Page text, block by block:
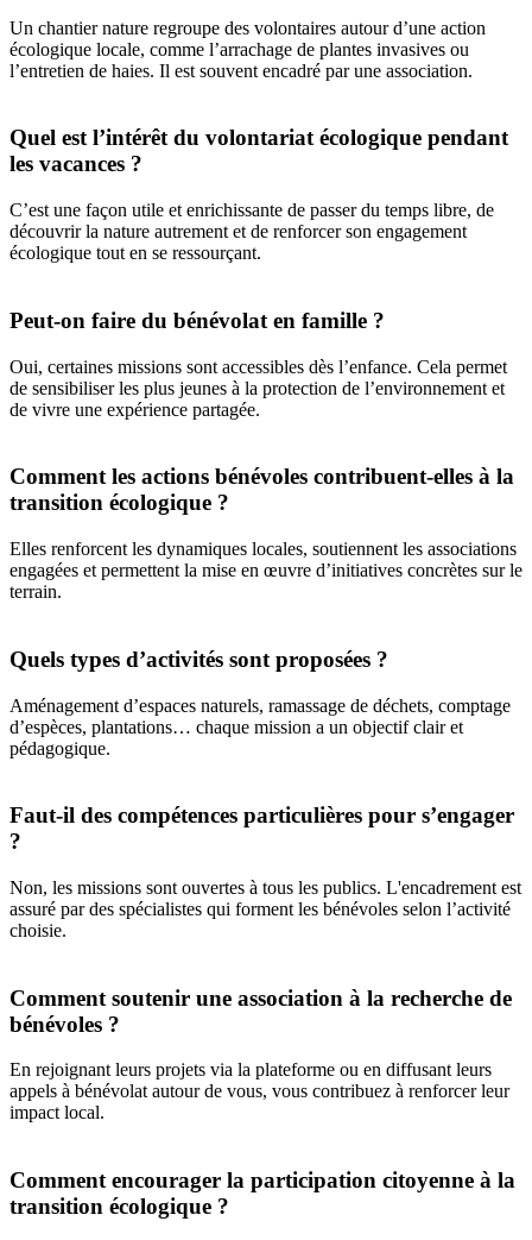
Un chantier nature regroupe des volontaires autour d’une action
écologique locale, comme l’arrachage de plantes invasives ou
l’entretien de haies. Il est souvent encadré par une association.
Quel est l’intérêt du volontariat écologique pendant
les vacances ?
C’est une façon utile et enrichissante de passer du temps libre, de
découvrir la nature autrement et de renforcer son engagement
écologique tout en se ressourçant.
Peut-on faire du bénévolat en famille ?
Oui, certaines missions sont accessibles dès l’enfance. Cela permet
de sensibiliser les plus jeunes à la protection de l’environnement et
de vivre une expérience partagée.
Comment les actions bénévoles contribuent-elles à la
transition écologique ?
Elles renforcent les dynamiques locales, soutiennent les associations
engagées et permettent la mise en œuvre d’initiatives concrètes sur le
terrain.
Quels types d’activités sont proposées ?
Aménagement d’espaces naturels, ramassage de déchets, comptage
d’espèces, plantations… chaque mission a un objectif clair et
pédagogique.
Faut-il des compétences particulières pour s’engager
?
Non, les missions sont ouvertes à tous les publics. L'encadrement est
assuré par des spécialistes qui forment les bénévoles selon l’activité
choisie.
Comment soutenir une association à la recherche de
bénévoles ?
En rejoignant leurs projets via la plateforme ou en diffusant leurs
appels à bénévolat autour de vous, vous contribuez à renforcer leur
impact local.
Comment encourager la participation citoyenne à la
transition écologique ?